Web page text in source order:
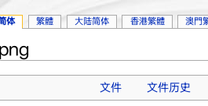
文件 文件历史
体 繁體 大陆简体 香港繁體 澳門